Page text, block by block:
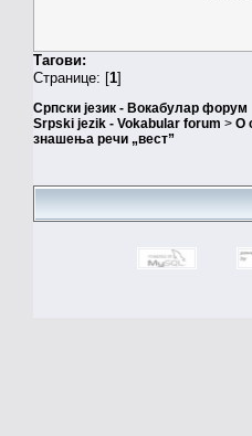
Тагови:
Странице: [1]
Српски језик - Вокабулар форум
Srpski jezik - Vokabular forum > О
знашења речи „вест”